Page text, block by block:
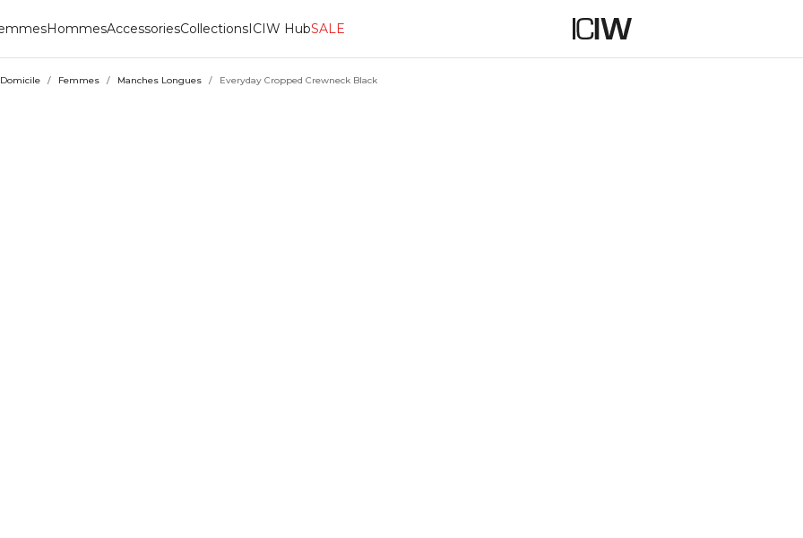
HommesAccessoriesCollectionsICIW HubSALE
Domicile / Femmes / Manches Longues / Everyday Cropped Crewneck Black